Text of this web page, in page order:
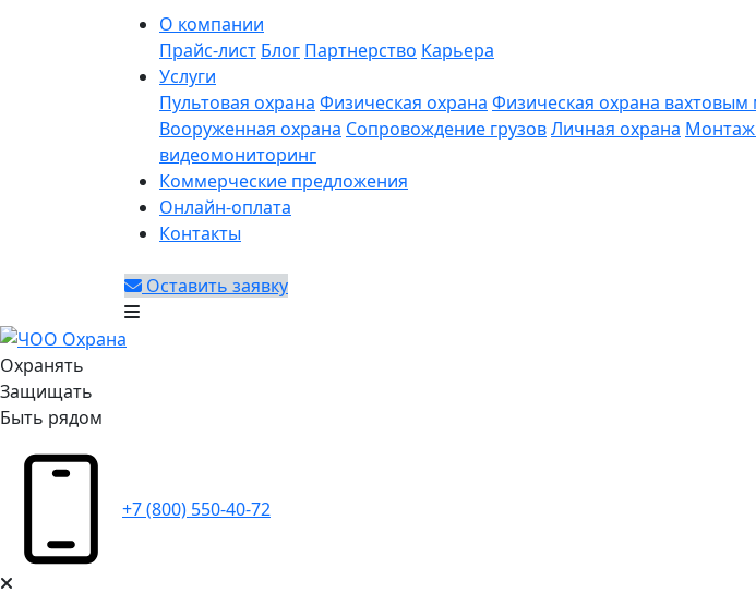
О компании
Прайс-лист Блог Партнерство Карьера
Услуги
Пультовая охрана Физическая охрана Физическая охрана
Вооруженная охрана Сопровождение грузовЛичная охрана Монтаж
видеомониторинг
Коммерческие предложения
Онлайн-оплата
Контакты
Оставить заявку
Охранять
Защищать
Быть рядом
+7 (800) 550-40-72